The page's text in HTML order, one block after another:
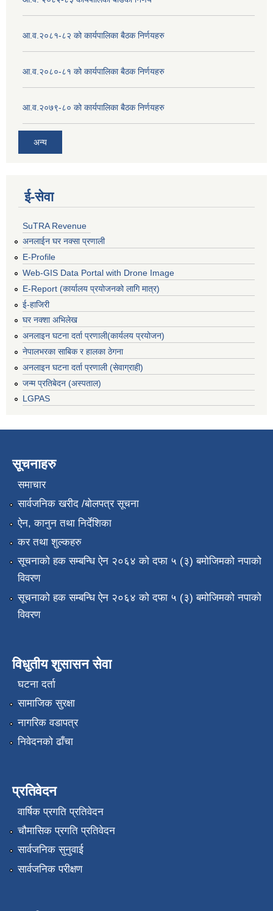
आ.व.२०८१-८२ को कार्यपालिका बैठक निर्णयहरु
आ.व.२०८०-८१ को कार्यपालिका बैठक निर्णयहरु
आ.व.२०७९-८० को कार्यपालिका बैठक निर्णयहरु
अन्य
ई‍-सेवा
SuTRA Revenue
अनलाईन घर नक्सा प्रणाली
E-Profile
Web-GIS Data Portal with Drone Image
E-Report (कार्यालय प्रयोजनको लागि मात्र)
ई-हाजिरी
घर नक्शा अभिलेख
अनलाइन घटना दर्ता प्रणाली(कार्यलय प्रयोजन)
नेपालभरका साबिक र हालका ठेगना
अनलाइन घटना दर्ता प्रणाली (सेवाग्राही)
जन्म प्रतिबेदन (अस्पताल)
LGPAS
सूचनाहरु
समाचार
सार्वजनिक खरीद /बोलपत्र सूचना
ऐन, कानुन तथा निर्देशिका
कर तथा शुल्कहरु
सूचनाको हक सम्बन्धि ऐन २०६४ को दफा ५ (३) बमोजिमको नपाको
विवरण
सूचनाको हक सम्बन्धि ऐन २०६४ को दफा ५ (३) बमोजिमको नपाको
विवरण
विधुतीय शुसासन सेवा
घटना दर्ता
सामाजिक सुरक्षा
नागरिक वडापत्र
निवेदनको ढाँचा
प्रतिवेदन
वार्षिक प्रगति प्रतिवेदन
चौमासिक प्रगति प्रतिवेदन
सार्वजनिक सुनुवाई
सार्वजनिक परीक्षण